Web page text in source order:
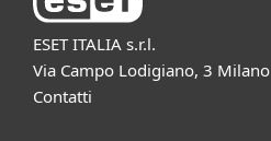
ESET ITALIA s.r.l.
Via Campo Lodigiano, 3 Milano
Contatti